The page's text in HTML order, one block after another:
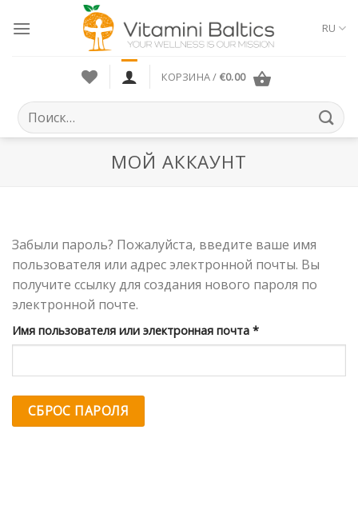
RU
КОРЗИНА / €0.00
Искать:
МОЙ АККАУНТ
Забыли пароль? Пожалуйста, введите ваше имя
пользователя или адрес электронной почты. Вы
получите ссылку для создания нового пароля по
электронной почте.
Имя пользователя или электронная почта *Обязательно
СБРОС ПАРОЛЯ